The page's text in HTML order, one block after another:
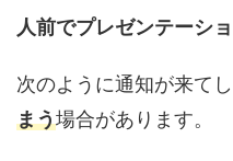
人前でプレゼンテーシ
次のように通知が来てし
まう場合があります。